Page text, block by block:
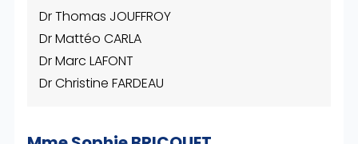
Dr Thomas JOUFFROY
Dr Mattéo CARLA
Dr Marc LAFONT
Dr Christine FARDEAU